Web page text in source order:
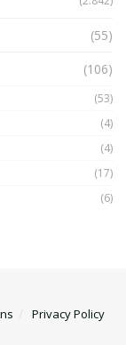
(55)
(106)
(53)
(4)
(4)
(17)
(6)
Privacy Policy